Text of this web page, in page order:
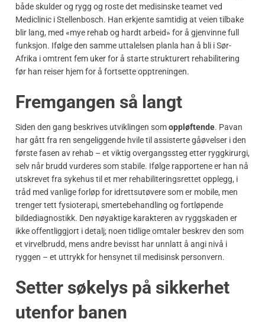
både skulder og rygg og roste det medisinske teamet ved
Mediclinic i Stellenbosch. Han erkjente samtidig at veien tilbake
blir lang, med «mye rehab og hardt arbeid» for å gjenvinne full
funksjon. Ifølge den samme uttalelsen planla han å bli i Sør-
Afrika i omtrent fem uker for å starte strukturert rehabilitering
før han reiser hjem for å fortsette opptreningen.
Fremgangen så langt
Siden den gang beskrives utviklingen somoppløftende. Pavan
har gått fra ren sengeliggende hvile til assisterte gåøvelser i den
første fasen av rehab – et viktig overgangssteg etter ryggkirurgi,
selv når brudd vurderes som stabile. Ifølge rapportene er han nå
utskrevet fra sykehus til et mer rehabiliteringsrettet opplegg, i
tråd med vanlige forløp for idrettsutøvere som er mobile, men
trenger tett fysioterapi, smertebehandling og fortløpende
bildediagnostikk. Den nøyaktige karakteren av ryggskaden er
ikke offentliggjort i detalj; noen tidlige omtaler beskrev den som
et virvelbrudd, mens andre bevisst har unnlatt å angi nivå i
ryggen – et uttrykk for hensynet til medisinsk personvern.
Setter søkelys på sikkerhet
utenfor banen